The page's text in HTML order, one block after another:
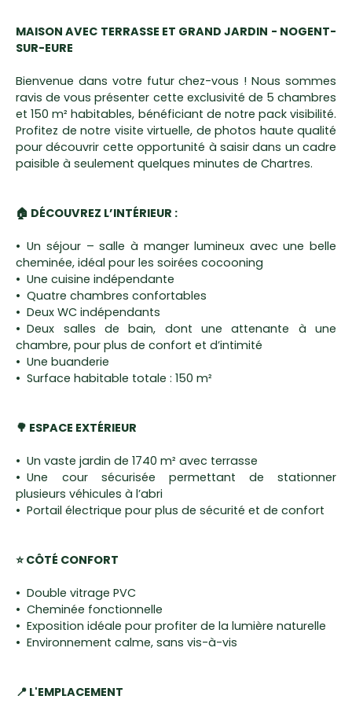
MAISON AVEC TERRASSE ET GRAND JARDIN - NOGENT-
SUR-EURE
Bienvenue dans votre futur chez-vous ! Nous sommes
ravis de vous présenter cette exclusivité de 5 chambres
et 150 m² habitables, bénéficiant de notre pack visibilité.
Profitez de notre visite virtuelle, de photos haute qualité
pour découvrir cette opportunité à saisir dans un cadre
paisible à seulement quelques minutes de Chartres.
🏠 DÉCOUVREZ L’INTÉRIEUR :
Un séjour – salle à manger lumineux avec une belle
cheminée, idéal pour les soirées cocooning
Une cuisine indépendante
Quatre chambres confortables
Deux WC indépendants
Deux salles de bain, dont une attenante à une
chambre, pour plus de confort et d’intimité
Une buanderie
Surface habitable totale : 150 m²
🌳 ESPACE EXTÉRIEUR
Un vaste jardin de 1740 m² avec terrasse
Une cour sécurisée permettant de stationner
plusieurs véhicules à l’abri
Portail électrique pour plus de sécurité et de confort
⭐ CÔTÉ CONFORT
Double vitrage PVC
Cheminée fonctionnelle
Exposition idéale pour profiter de la lumière naturelle
Environnement calme, sans vis-à-vis
📍 L'EMPLACEMENT